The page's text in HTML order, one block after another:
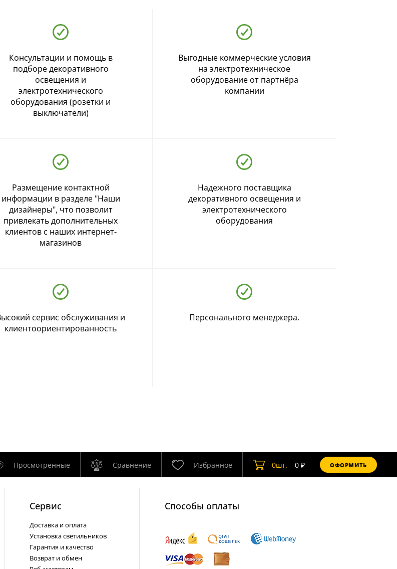
Консультации и помощь в
подборе декоративного
освещения и
электротехнического
оборудования (розетки и
выключатели)
Выгодные коммерческие условия
на электротехническое
оборудование от партнёра
компании
Размещение контактной
информации в разделе "Наши
дизайнеры", что позволит
привлекать дополнительных
клиентов с наших интернет-
магазинов
Надежного поставщика
декоративного освещения и
электротехнического
оборудования
сервис обслуживания и
клиентоориентированность
Персонального менеджера.
Просмотренные Сравнение Избранное 0шт. 0₽ ОФОРМИТЬ
Cервис
Доставка и оплата
Установка светильников
Гарантия и качество
Возврат и обмен
Способы оплаты